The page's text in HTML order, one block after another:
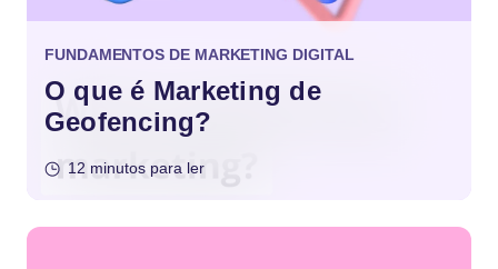
FUNDAMENTOS DE MARKETING DIGITAL
O que é Marketing de
Geofencing?
12 minutos para ler